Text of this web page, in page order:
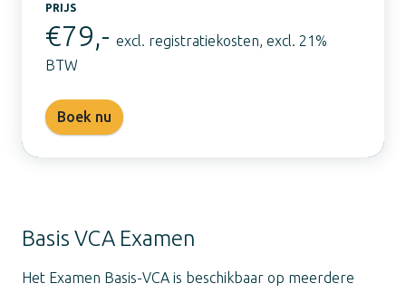
PRIJS
€79,- excl. registratiekosten, excl. 21%
BTW
Boek nu
Basis VCA Examen
Het Examen Basis-VCA is beschikbaar op meerdere